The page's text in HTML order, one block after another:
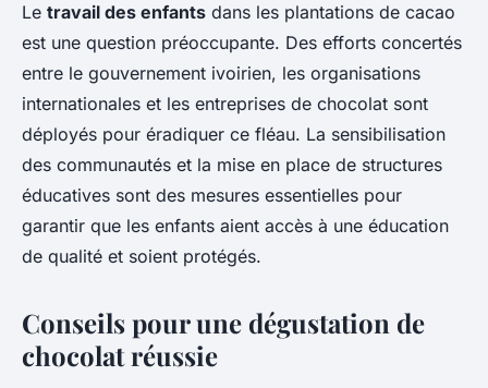
Le travail des enfants dans les plantations de cacao
est une question préoccupante. Des efforts concertés
entre le gouvernement ivoirien, les organisations
internationales et les entreprises de chocolat sont
déployés pour éradiquer ce fléau. La sensibilisation
des communautés et la mise en place de structures
éducatives sont des mesures essentielles pour
garantir que les enfants aient accès à une éducation
de qualité et soient protégés.
Conseils pour une dégustation de
chocolat réussie